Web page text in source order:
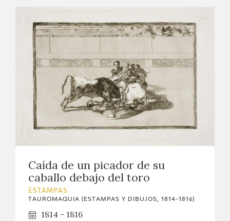
Caída de un picador de su
caballo debajo del toro
ESTAMPAS
TAUROMAQUIA (ESTAMPAS Y DIBUJOS, 1814-1816)
1814 - 1816